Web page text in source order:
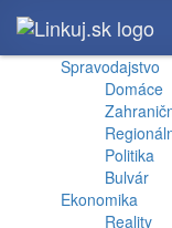
Spravodajstvo
Domáce
Politika
Bulvár
Ekonomika
Reality